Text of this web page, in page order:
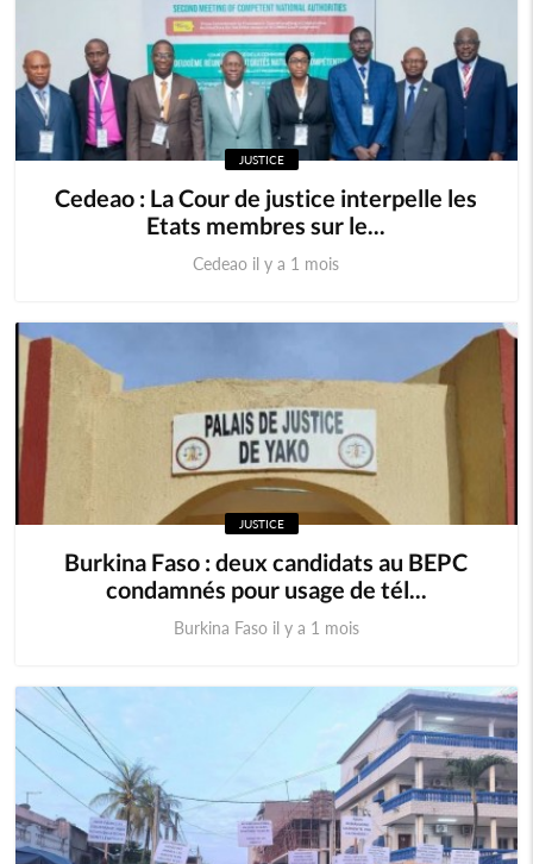
JUSTICE
Cedeao : La Cour de justice interpelle les
Etats membres sur le...
Cedeao il y a 1 mois
JUSTICE
Burkina Faso : deux candidats au BEPC
condamnés pour usage de tél...
Burkina Faso il y a 1 mois